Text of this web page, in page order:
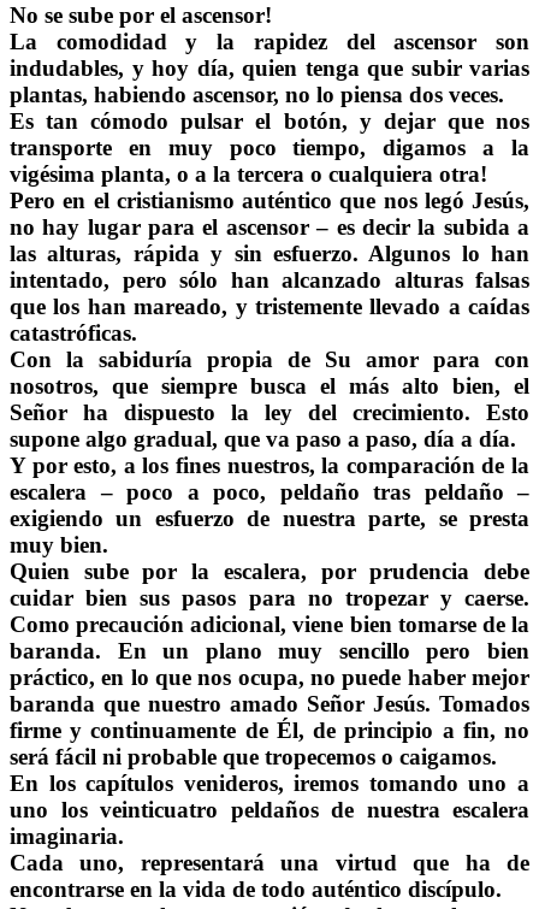
No se sube por el ascensor!
La comodidad y la rapidez del ascensor son
indudables, y hoy día, quien tenga que subir varias
plantas, habiendo ascensor, no lo piensa dos veces.
Es tan cómodo pulsar el botón, y dejar que nos
transporte en muy poco tiempo, digamos a la
vigésima planta, o a la tercera o cualquiera otra!
Pero en el cristianismo auténtico que nos legó Jesús,
no hay lugar para el ascensor – es decir la subida a
las alturas, rápida y sin esfuerzo. Algunos lo han
intentado, pero sólo han alcanzado alturas falsas
que los han mareado, y tristemente llevado a caídas
catastróficas.
Con la sabiduría propia de Su amor para con
nosotros, que siempre busca el más alto bien, el
Señor ha dispuesto la ley del crecimiento. Esto
supone algo gradual, que va paso a paso, día a día.
Y por esto, a los fines nuestros, la comparación de la
escalera – poco a poco, peldaño tras peldaño –
exigiendo un esfuerzo de nuestra parte, se presta
muy bien.
Quien sube por la escalera, por prudencia debe
cuidar bien sus pasos para no tropezar y caerse.
Como precaución adicional, viene bien tomarse de la
baranda. En un plano muy sencillo pero bien
práctico, en lo que nos ocupa, no puede haber mejor
baranda que nuestro amado Señor Jesús. Tomados
firme y continuamente de Él, de principio a fin, no
será fácil ni probable que tropecemos o caigamos.
En los capítulos venideros, iremos tomando uno a
uno los veinticuatro peldaños de nuestra escalera
imaginaria.
Cada uno, representará una virtud que ha de
encontrarse en la vida de todo auténtico discípulo.